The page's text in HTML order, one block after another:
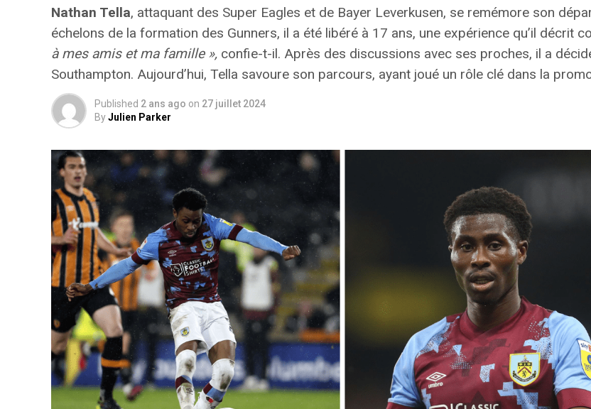
Nathan Tella, attaquant des Super Eagles et de Bayer Leverkusen, se remémore son
échelons de la formation des Gunners, il a été libéré à 17 ans, une expérience qu’il décrit
à mes amis et ma famille », confie-t-il. Après des discussions avec ses proches, il a
Southampton. Aujourd’hui, Tella savoure son parcours, ayant joué un rôle clé dans la
Published 2 ans ago on 27 juillet 2024
ByJulien Parker